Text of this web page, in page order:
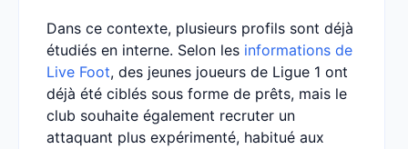
Dans ce contexte, plusieurs profils sont déjà
étudiés en interne. Selon les informations de
Live Foot, des jeunes joueurs de Ligue 1 ont
déjà été ciblés sous forme de prêts, mais le
club souhaite également recruter un
attaquant plus expérimenté, habitué aux